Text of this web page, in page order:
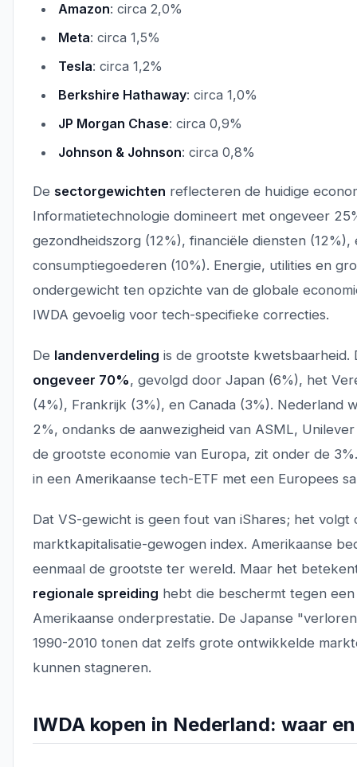
Amazon: circa 2,0%
Meta: circa 1,5%
Tesla: circa 1,2%
Berkshire Hathaway: circa 1,0%
JP Morgan Chase: circa 0,9%
Johnson & Johnson: circa 0,8%
De sectorgewichten reflecteren de huidige
Informatietechnologie domineert met ongeveer
gezondheidszorg (12%), financiële diensten (12%),
consumptiegoederen (10%). Energie, utilities en
ondergewicht ten opzichte van de globale
IWDA gevoelig voor tech-specifieke correcties.
De landenverdeling is de grootste kwetsbaarheid.
ongeveer 70%, gevolgd door Japan (6%), het
(4%), Frankrijk (3%), en Canada (3%). Nederland
2%, ondanks de aanwezigheid van ASML,
de grootste economie van Europa, zit onder de
in een Amerikaanse tech-ETF met een Europees
Dat VS-gewicht is geen fout van iShares; het volgt
marktkapitalisatie-gewogen index. Amerikaanse
eenmaal de grootste ter wereld. Maar het
regionale spreiding hebt die beschermt tegen
Amerikaanse onderprestatie. De Japanse
1990-2010 tonen dat zelfs grote ontwikkelde
kunnen stagneren.
IWDA kopen in Nederland: waar